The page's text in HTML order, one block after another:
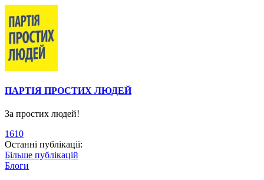
ПАРТІЯ ПРОСТИХ ЛЮДЕЙ
За простих людей!
1610
Останні публікації:
Більше публікацій
Блоги